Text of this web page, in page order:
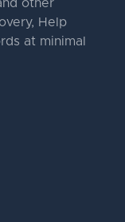
other
Help
at minimal